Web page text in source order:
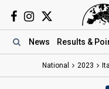
News Results &
National 2023